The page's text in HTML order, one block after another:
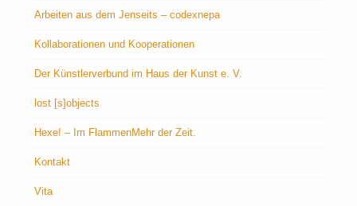
Arbeiten aus dem Jenseits – codexnepa
Kollaborationen und Kooperationen
Der Künstlerverbund im Haus der Kunst e. V.
lost [s]objects
Hexe! – Im FlammenMehr der Zeit.
Kontakt
Vita